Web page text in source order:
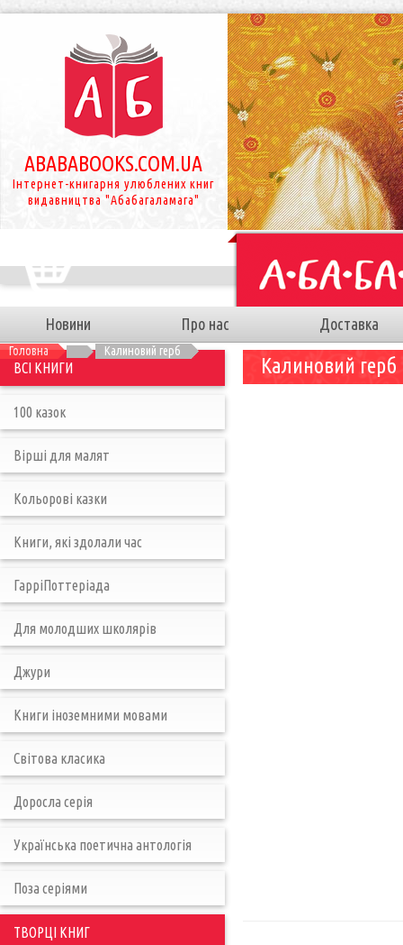
ABABABOOKS.COM.UA
Інтернет-книгарня улюблених книг
видавництва "Абабагаламага"
Новини Про нас Доставка
Головна Калиновий герб
Калиновий герб
ВСІ КНИГИ
100 казок
Вірші для малят
Кольорові казки
Книги, які здолали час
ГарріПоттеріада
Для молодших школярів
Джури
Книги іноземними мовами
Світова класика
Доросла серія
Українська поетична антологія
Поза серіями
ТВОРЦІ КНИГ